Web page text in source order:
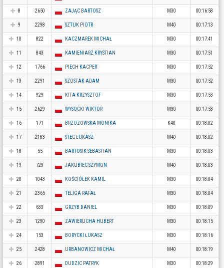
8 2650 ZAJĄC BARTOSZ M30 00:16:58
9 2298 SZTUK PIOTR M40 00:17:13
10 822 KACZMAREK MICHAŁ M30 00:17:41
11 843 KAMIENIARZ KRYSTIAN M30 00:17:51
12 1766 PIECH KACPER M30 00:17:52
13 2291 SZOSTAK ADAM M30 00:17:52
14 929 KITA KRZYSZTOF M30 00:17:53
15 2629 WYSOCKI WIKTOR M30 00:17:53
16 171 BRZOZOWSKA MONIKA K40 00:18:02
17 2183 STEC ŁUKASZ M40 00:18:02
18 55 BARTOSIK SEBASTIAN M30 00:18:03
19 729 JAKUBIEC SZYMON M40 00:18:03
20 1043 KOŚCIÓŁEK KAMIL M30 00:18:04
21 2365 TELIGA RAFAŁ M30 00:18:04
22 633 GRZYB DANIEL M30 00:18:09
23 1290 ZAWIERUCHA HUBERT M30 00:18:15
24 153 BORYCKI ŁUKASZ M30 00:18:16
25 2428 URBANOWICZ MICHAŁ M40 00:18:19
26 2891 DUDZIC PATRYK M30 00:18:29